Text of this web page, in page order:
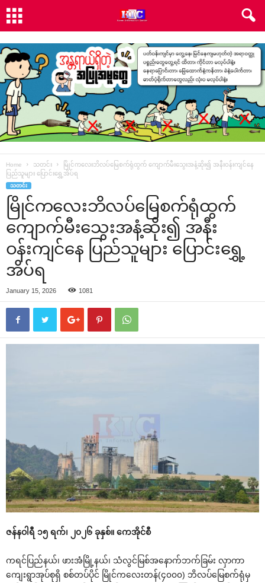
Home သတင်း
မြိုင်ကလေးဘိလပ်မြေစက်ရုံထွက် ကျောက်မီးသွေးအနံ့ဆိုး၍ အနီးဝန်းကျင်နေ
ပြည်သူများ ပြောင်းရွှေ့အိပ်ရ
သတင်း
မြိုင်ကလေးဘိလပ်မြေစက်ရုံထွက်
ကျောက်မီးသွေးအနံ့ဆိုး၍ အနီး
ဝန်းကျင်နေ ပြည်သူများ ပြောင်းရွှေ့
အိပ်ရ
January 15, 2026 1081
ဇန်နဝါရီ ၁၅ ရက်၊ ၂၀၂၆ ခုနှစ်။ ကေအိုင်စီ
ကရင်ပြည်နယ်၊ ဖားအံမြို့နယ်၊ သံလွင်မြစ်အနောက်ဘက်ခြမ်း လှာကာ
ကျေးရွာအုပ်စုရှိ စစ်တပ်ပိုင် မြိုင်ကလေးတန်(၄၀၀၀) ဘိလပ်မြေစက်ရုံမှ